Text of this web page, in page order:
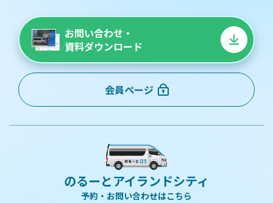
お問い合わせ・
資料ダウンロード
会員ページ
のるーとアイランドシティ
予約・お問い合わせはこちら